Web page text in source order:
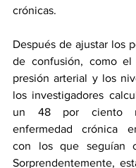
crónicas.
Después de ajustar los
de confusión, como el
presión arterial y los
los investigadores
un 48 por ciento
enfermedad crónica
con los que seguían
Sorprendentemente,